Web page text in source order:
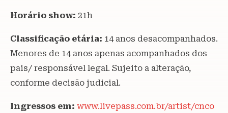
Horário show: 21h
Classificação etária: 14 anos desacompanhados.
Menores de 14 anos apenas acompanhados dos
pais/ responsável legal. Sujeito a alteração,
conforme decisão judicial.
Ingressos em: www.livepass.com.br/artist/cnco